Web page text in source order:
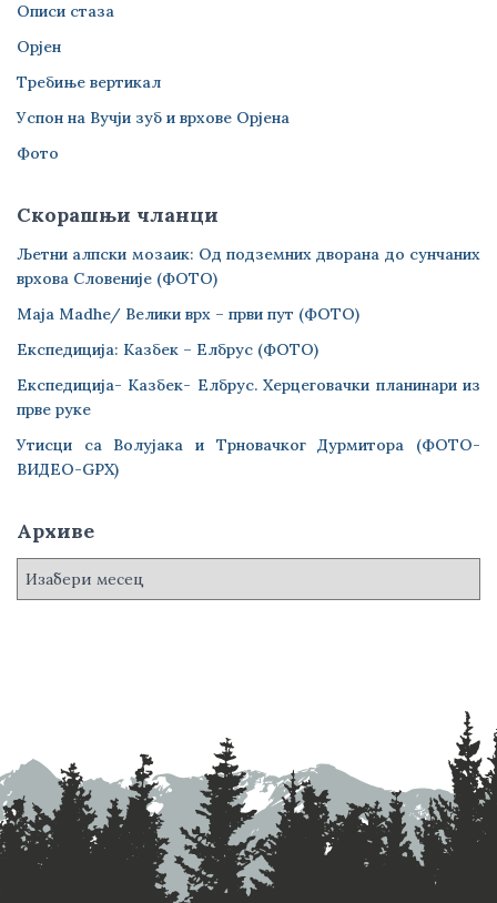
Описи стаза
Орјен
Требиње вертикал
Успон на Вучји зуб и врхове Орјена
Фото
Скорашњи чланци
Љетни алпски мозаик: Од подземних дворана до сунчаних
врхова Словеније (ФОТО)
Maja Madhe/ Велики врх – први пут (ФОТО)
Експедиција: Казбек – Елбрус (ФОТО)
Експедиција- Казбек- Елбрус. Херцеговачки планинари из
прве руке
Утисци са Волујака и Трновачког Дурмитора (ФОТО-
ВИДЕО-GPX)
Архиве
А